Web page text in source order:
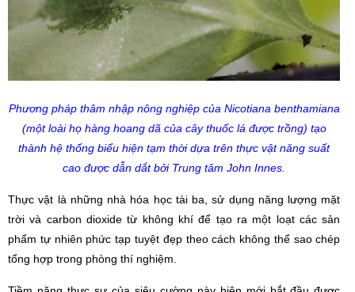
Phương pháp thâm nhập nông nghiệp của Nicotiana benthamiana
(một loài họ hàng hoang dã của cây thuốc lá được trồng) tạo
thành hệ thống biểu hiện tạm thời dựa trên thực vật năng suất
cao được dẫn dắt bởi Trung tâm John Innes.
Thực vật là những nhà hóa học tài ba, sử dụng năng lượng mặt
trời và carbon dioxide từ không khí để tạo ra một loạt các sản
phẩm tự nhiên phức tạp tuyệt đẹp theo cách không thể sao chép
tổng hợp trong phòng thí nghiệm.